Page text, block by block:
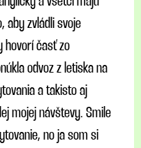
aby zvládli svoje
hovorí časť zo
odvoz z letiska na
a takisto aj
mojej návštevy. Smile
no ja som si